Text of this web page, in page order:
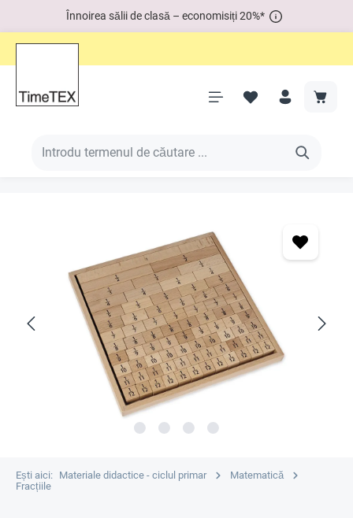
Înnoirea sălii de clasă – economisiți 20%*
Ești aici: Materiale didactice - ciclul primar
Matematică
Fracțiile